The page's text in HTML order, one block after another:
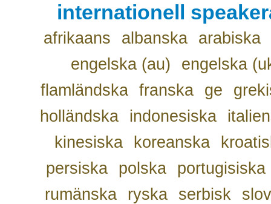
internationell
afrikaans albanska
arabiska
engelska (au)
engelska
flamländska franska ge
holländska
indonesiska
kinesiska
koreanska
persiska
polska
portugisiska
rumänska
ryska serbisk